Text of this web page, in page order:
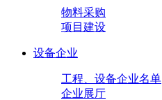
物料采购
项目建设
设备企业
工程、设备企业名单
企业展厅